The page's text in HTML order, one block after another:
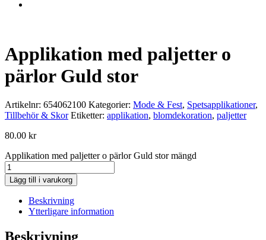
Applikation med paljetter o
pärlor Guld stor
Artikelnr: 654062100 Kategorier: Mode & Fest, Spetsapplikationer,
Tillbehör & Skor Etiketter: applikation, blomdekoration, paljetter
80.00 kr
Applikation med paljetter o pärlor Guld stor mängd
Lägg till i varukorg
Beskrivning
Ytterligare information
Beskrivning